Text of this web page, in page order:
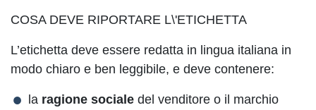
COSA DEVE RIPORTARE L\'ETICHETTA
L’etichetta deve essere redatta in lingua italiana in
modo chiaro e ben leggibile, e deve contenere:
la ragione sociale del venditore o il marchio